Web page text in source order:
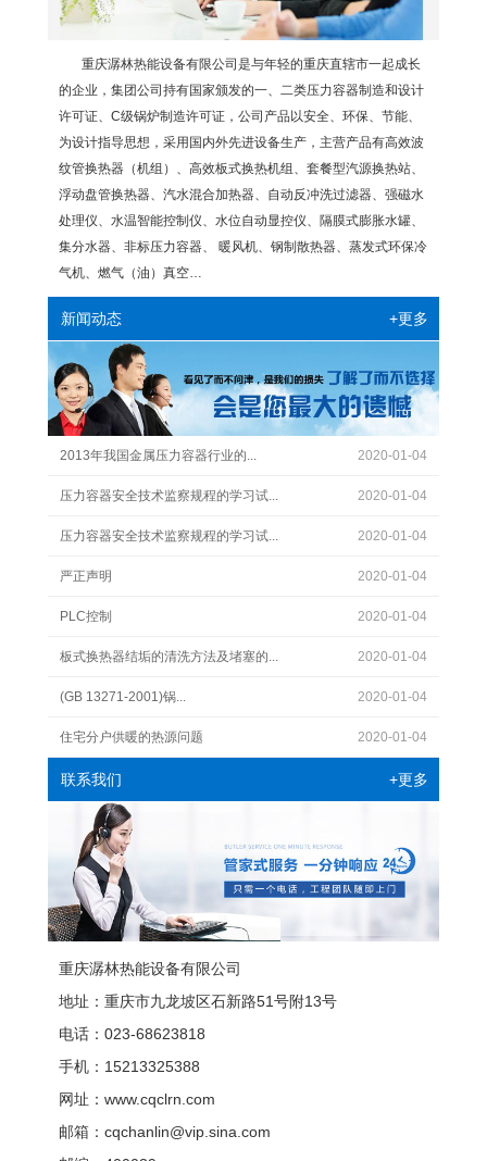
重庆潺林热能设备有限公司是与年轻的重庆直辖市一起成长
的企业，集团公司持有国家颁发的一、二类压力容器制造和设计
许可证、C级锅炉制造许可证，公司产品以安全、环保、节能、
为设计指导思想，采用国内外先进设备生产，主营产品有高效波
纹管换热器（机组）、高效板式换热机组、套餐型汽源换热站、
浮动盘管换热器、汽水混合加热器、自动反冲洗过滤器、强磁水
处理仪、水温智能控制仪、水位自动显控仪、隔膜式膨胀水罐、
集分水器、非标压力容器、 暖风机、钢制散热器、蒸发式环保冷
气机、燃气（油）真空…
新闻动态 +更多
2020-01-04
2013年我国金属压力容器行业的...
2020-01-04
压力容器安全技术监察规程的学习试...
2020-01-04
压力容器安全技术监察规程的学习试...
2020-01-04
严正声明
2020-01-04
PLC控制
2020-01-04
板式换热器结垢的清洗方法及堵塞的...
2020-01-04
(GB 13271-2001)锅...
2020-01-04
住宅分户供暖的热源问题
联系我们 +更多
重庆潺林热能设备有限公司
地址：重庆市九龙坡区石新路51号附13号
电话：023-68623818
手机：15213325388
网址：www.cqclrn.com
邮箱：cqchanlin@vip.sina.com